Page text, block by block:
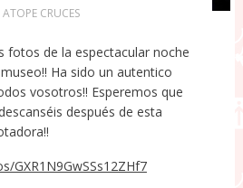
ATOPE CRUCES
fotos de la espectacular noche
Ha sido un autentico
vosotros!! Esperemos que
después de esta
GXR1N9GwSSs12ZHf7